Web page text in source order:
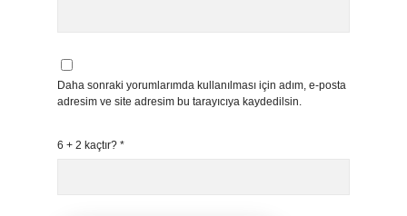
Daha sonraki yorumlarımda kullanılması için adım, e-posta
adresim ve site adresim bu tarayıcıya kaydedilsin.
6 + 2 kaçtır? *